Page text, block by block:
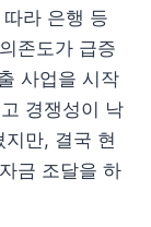
라 은행 등
존도가 급증
사업을 시작
경쟁성이 낙
만, 결국 현
금 조달을 하